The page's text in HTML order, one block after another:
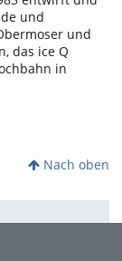
und
und
das ice Q
in
Nach oben